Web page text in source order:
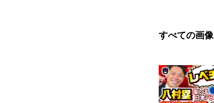
すべての画像